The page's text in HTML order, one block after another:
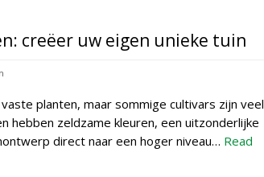
creëer uw eigen unieke tuin
planten, maar sommige cultivars zijn veel
hebben zeldzame kleuren, een uitzonderlijke
direct naar een hoger niveau… Read